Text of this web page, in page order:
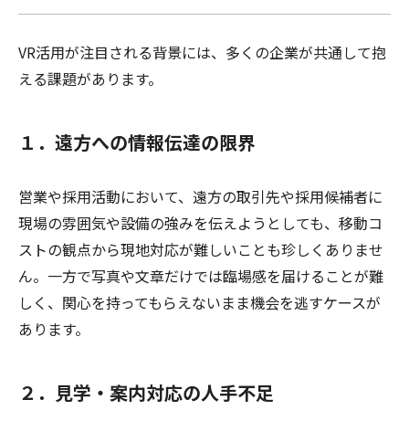
VR活用が注目される背景には、多くの企業が共通して抱
える課題があります。
１．遠方への情報伝達の限界
営業や採用活動において、遠方の取引先や採用候補者に
現場の雰囲気や設備の強みを伝えようとしても、移動コ
ストの観点から現地対応が難しいことも珍しくありませ
ん。一方で写真や文章だけでは臨場感を届けることが難
しく、関心を持ってもらえないまま機会を逃すケースが
あります。
２．見学・案内対応の人手不足